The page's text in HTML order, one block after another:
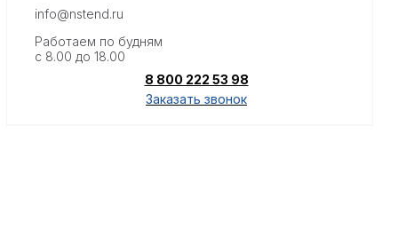
info@nstend.ru
Работаем по будням
с 8.00 до 18.00
8 800 222 53 98
Заказать звонок